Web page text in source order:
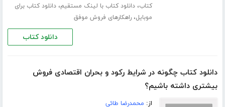
کتاب،دانلود کتاب با لینک مستقیم،دانلود کتاب برای
موبایل،راهکارهای فروش موفق
دانلود کتاب
دانلود کتاب چگونه در شرایط رکود و بحران اقتصادی فروش
بیشتری داشته باشیم؟
از: محمدرضا طائی